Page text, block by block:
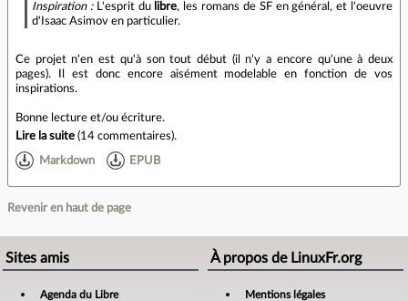
Inspiration :L'esprit du libre, les romans de SF en général, et l'oeuvre
d'Isaac Asimov en particulier.
Ce projet n'en est qu'à son tout début (il n'y a encore qu'une à deux
pages). Il est donc encore aisément modelable en fonction de vos
inspirations.
Bonne lecture et/ou écriture.
Lire la suite (14 commentaires).
Markdown EPUB
Revenir en haut de page
Sites amis
Agenda du Libre
À propos de LinuxFr.org
Mentions légales